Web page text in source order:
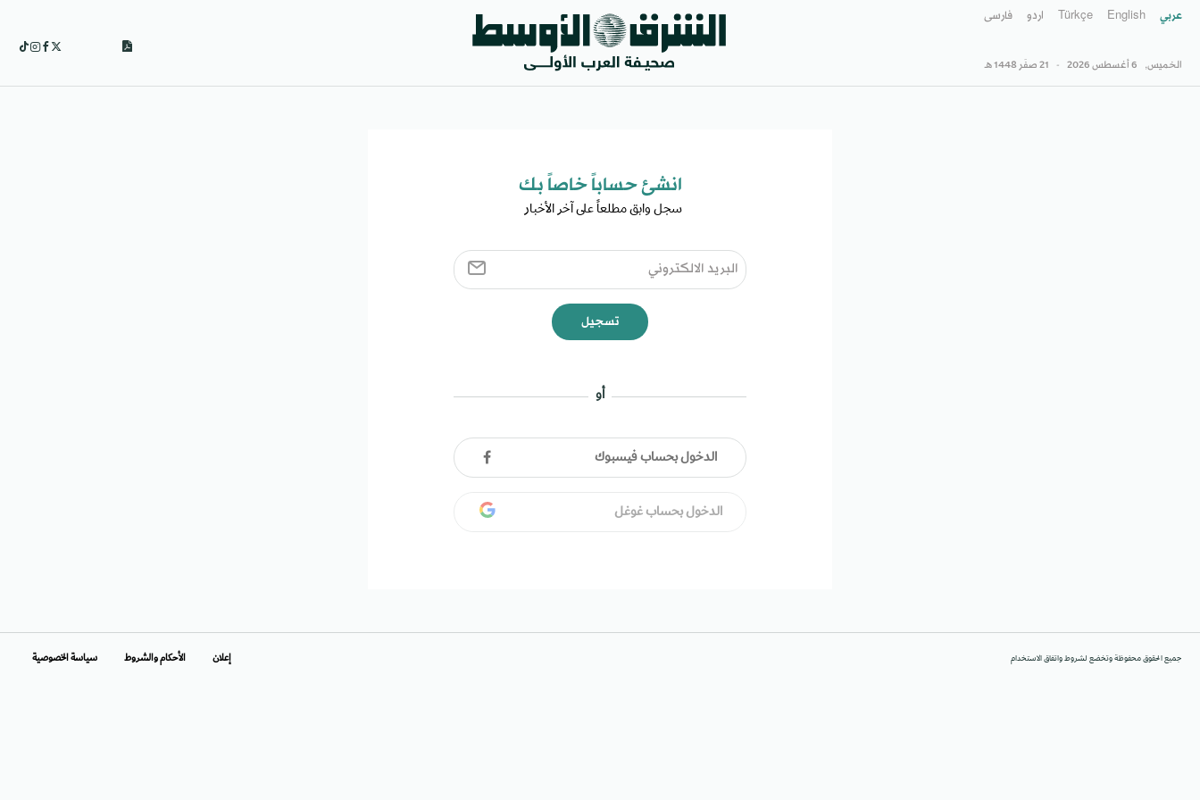
عربي English
Türkçe اردو فارسى
الخميس, 6 أغسطس 2026 - 21 صفَر 1448 هـ
انشئ حساباً خاصاً بك​
سجل وابق مطلعاً على آخر الأخبار ​
تسجيل
أو
الدخول بحساب فيسبوك
الدخول بحساب غوغل
جميع الحقوق محفوظة وتخضع لشروط واتفاق الاستخدام إعلان الأحكام والشروط سياسة الخصوصية